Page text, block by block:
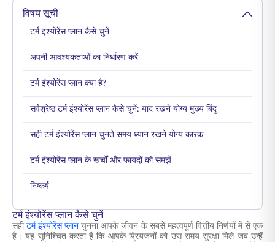
विषय सूची
टर्म इंश्योरेंस प्लान कैसे चुनें
अपनी आवश्यकताओं का निर्धारण करें
टर्म इंश्योरेंस प्लान क्या है?
सर्वश्रेष्ठ टर्म इंश्योरेंस प्लान कैसे चुनें: याद रखने योग्य मुख्य बिंदु
सही टर्म इंश्योरेंस प्लान चुनते समय ध्यान रखने योग्य कारक
टर्म इंश्योरेंस प्लान के खर्चों और फायदों को समझें
निष्कर्ष
टर्म इंश्योरेंस प्लान कैसे चुनें
सहीटर्म इंश्योरेंस प्लान चुनना आपके जीवन के सबसे महत्वपूर्ण वित्तीय निर्णयों में से एक
है। यह सुनिश्चित करता है कि आपके प्रियजनों को उस समय सुरक्षा मिले जब उन्हें